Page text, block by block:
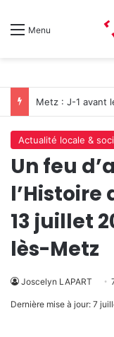
Menu
Metz : J-1 avant
Actualité locale &
Un feu
l’Histoire
13 juillet
lès-Metz
Joscelyn LAPART
Dernière mise à jour: 7